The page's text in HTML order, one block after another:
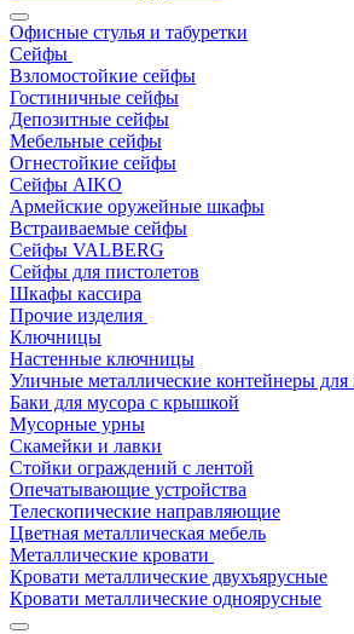
Офисные стулья и табуретки
Сейфы
Взломостойкие сейфы
Гостиничные сейфы
Депозитные сейфы
Мебельные сейфы
Огнестойкие сейфы
Сейфы AIKO
Армейские оружейные шкафы
Встраиваемые сейфы
Сейфы VALBERG
Сейфы для пистолетов
Шкафы кассира
Прочие изделия
Ключницы
Настенные ключницы
Уличные металлические контейнеры для
Баки для мусора с крышкой
Мусорные урны
Скамейки и лавки
Стойки ограждений с лентой
Опечатывающие устройства
Телескопические направляющие
Цветная металлическая мебель
Металлические кровати
Кровати металлические двухъярусные
Кровати металлические одноярусные